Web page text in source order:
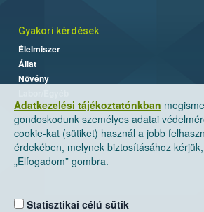
Adatkezelési tájékoztatónkban
gondoskodunk személyes adatai
cookie-kat (sütiket) használ a jobb
érdekében, melynek biztosításához
„Elfogadom” gombra.
Statisztikai célú sütik
Gyakori kérdések
Élelmiszer
Állat
Növény